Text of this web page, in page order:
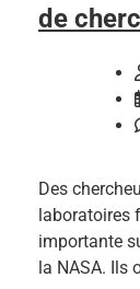
de
Des
laboratoires
importante
la NASA. Ils